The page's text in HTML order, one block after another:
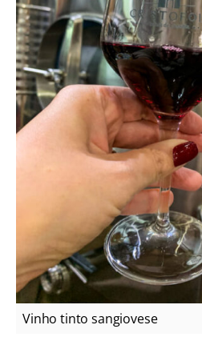
Vinho tinto sangiovese